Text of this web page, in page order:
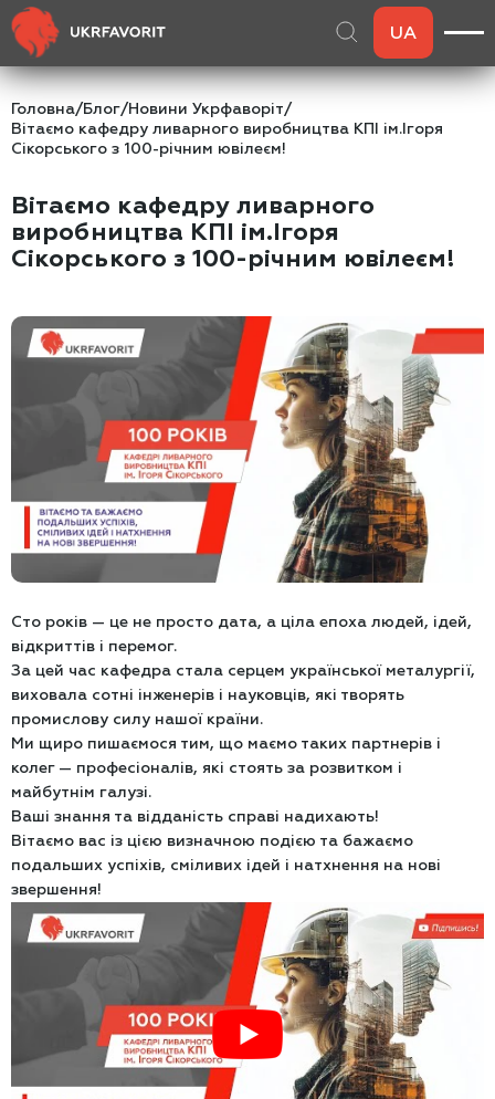
UA
Головна/Блог/Новини Укрфаворіт/
Вітаємо кафедру ливарного виробництва КПІ ім.Ігоря
Сікорського з 100-річним ювілеєм!
Вітаємо кафедру ливарного
виробництва КПІ ім.Ігоря
Сікорського з 100-річним ювілеєм!
Сто років — це не просто дата, а ціла епоха людей, ідей,
відкриттів і перемог.
За цей час кафедра стала серцем української металургії,
виховала сотні інженерів і науковців, які творять
промислову силу нашої країни.
Ми щиро пишаємося тим, що маємо таких партнерів і
колег — професіоналів, які стоять за розвитком і
майбутнім галузі.
Ваші знання та відданість справі надихають!
Вітаємо вас із цією визначною подією та бажаємо
подальших успіхів, сміливих ідей і натхнення на нові
звершення!